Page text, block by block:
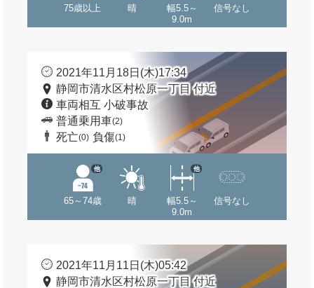
75歳以上 晴
幅5.5～
9.0m
信号なし
2021年11月18日(木)17:34
静岡市清水区村松原一丁目 付近
車両相互 小破事故
普通乗用車(2)
死亡(0) 負傷(1)
65～74歳
他
晴
幅5.5～
9.0m
他
信号なし
2021年11月11日(木)05:42
静岡市清水区村松原一丁目 付近